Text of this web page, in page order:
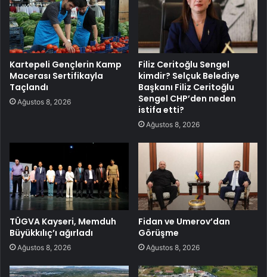
Kartepeli Gençlerin Kamp
Macerası Sertifikayla
Taçlandı
Ağustos 8, 2026
Filiz Ceritoğlu Sengel
kimdir? Selçuk Belediye
Başkanı Filiz Ceritoğlu
Sengel CHP’den neden
istifa etti?
Ağustos 8, 2026
TÜGVA Kayseri, Memduh
Büyükkılıç’ı ağırladı
Ağustos 8, 2026
Fidan ve Umerov’dan
Görüşme
Ağustos 8, 2026